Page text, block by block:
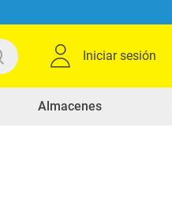
Iniciar sesión
Almacenes